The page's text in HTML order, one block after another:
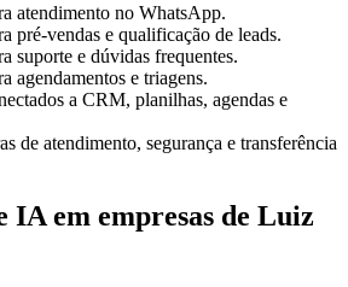
atendimento no WhatsApp.
pré-vendas e qualificação de leads.
suporte e dúvidas frequentes.
agendamentos e triagens.
a CRM, planilhas, agendas e
de atendimento, segurança e transferência
IA em empresas de Luiz